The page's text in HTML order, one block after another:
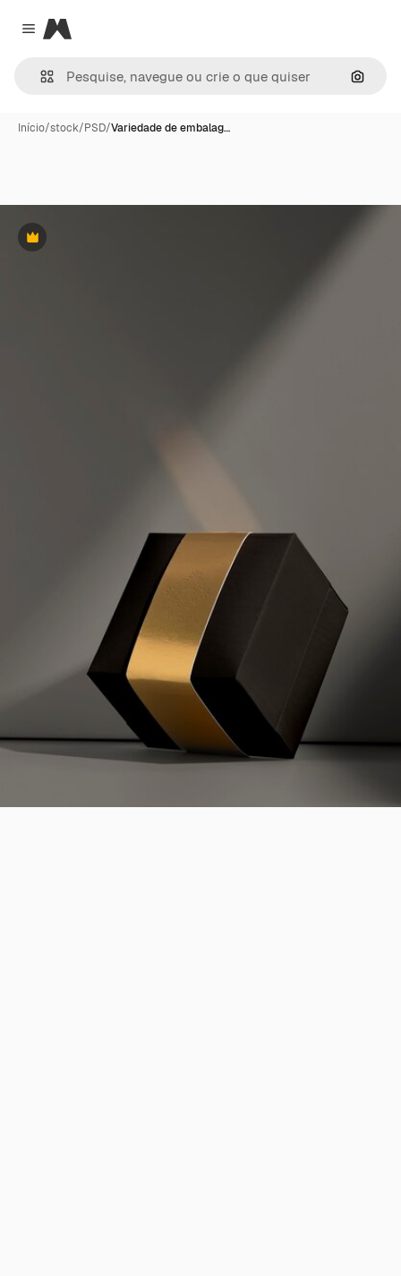
Close menu
Magnific
Início/stock/PSD/Variedade de embalag…
Premium